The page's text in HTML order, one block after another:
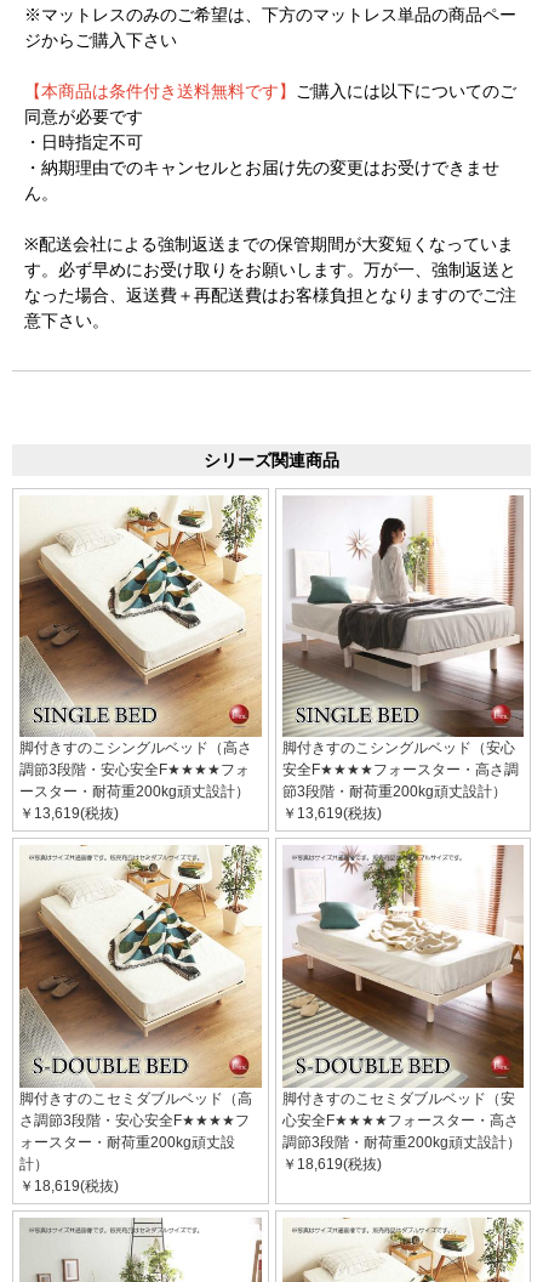
※マットレスのみのご希望は、下方のマットレス単品の商品ペー
ジからご購入下さい
【本商品は条件付き送料無料です】
ご購入には以下についてのご
同意が必要です
・日時指定不可
・納期理由でのキャンセルとお届け先の変更はお受けできませ
ん。
※配送会社による強制返送までの保管期間が大変短くなっていま
す。必ず早めにお受け取りをお願いします。万が一、強制返送と
なった場合、返送費＋再配送費はお客様負担となりますのでご注
意下さい。
シリーズ関連商品
脚付きすのこシングルベッド（高さ
調節3段階・安心安全F★★★★フォ
ースター・耐荷重200kg頑丈設計）
￥13,619(税抜)
脚付きすのこシングルベッド（安心
安全F★★★★フォースター・高さ調
節3段階・耐荷重200kg頑丈設計）
￥13,619(税抜)
脚付きすのこセミダブルベッド（高
さ調節3段階・安心安全F★★★★フ
ォースター・耐荷重200kg頑丈設
計）
￥18,619(税抜)
脚付きすのこセミダブルベッド（安
心安全F★★★★フォースター・高さ
調節3段階・耐荷重200kg頑丈設計）
￥18,619(税抜)